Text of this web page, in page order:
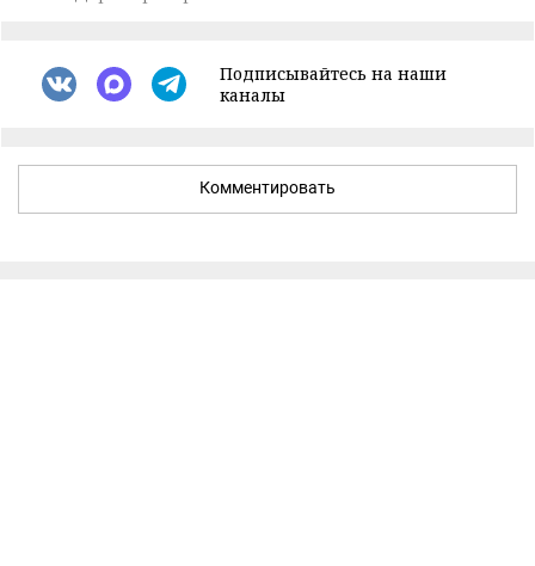
Подписывайтесь на наши
каналы
Комментировать